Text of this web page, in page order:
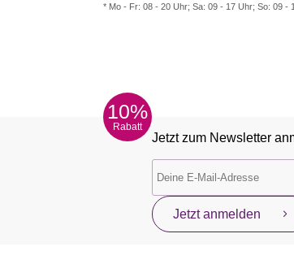
* Mo - Fr: 08 - 20 Uhr; Sa: 09 - 17 Uhr; So: 09 -
10%
Rabatt
Jetzt zum Newsletter
Jetzt anmelden